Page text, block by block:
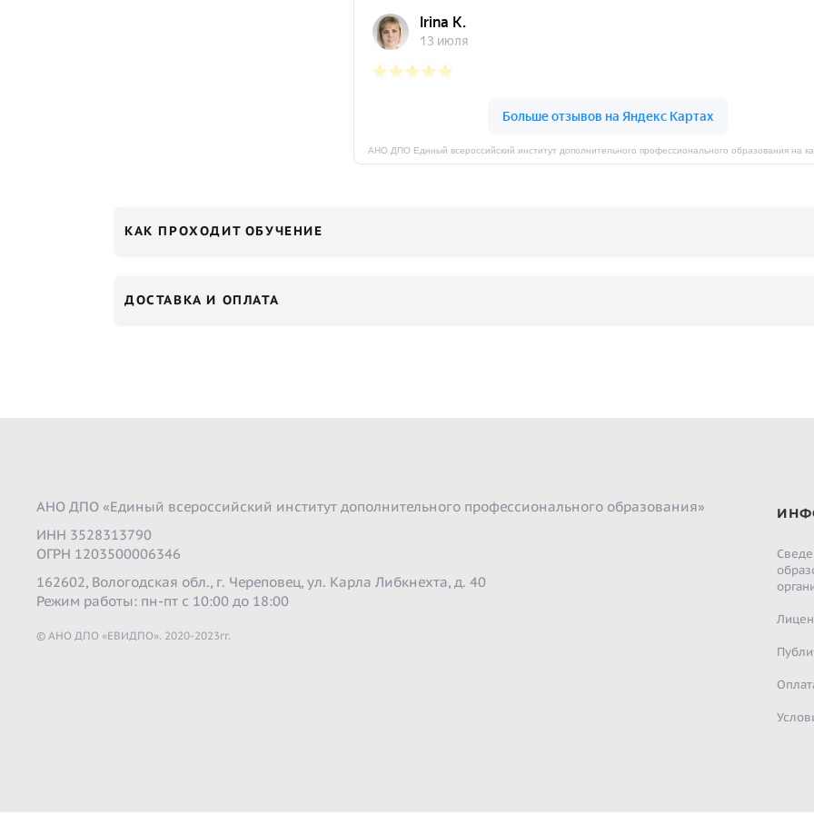
КАК ПРОХОДИТ ОБУЧЕНИЕ
ДОСТАВКА И ОПЛАТА
АНО ДПО «Единый всероссийский институт дополнительного профессионального образования»
ИНН 3528313790
ОГРН 1203500006346
162602, Вологодская обл., г. Череповец, ул. Карла Либкнехта, д. 40
Режим работы: пн-пт с 10:00 до 18:00
© АНО ДПО «ЕВИДПО». 2020-2023гг.